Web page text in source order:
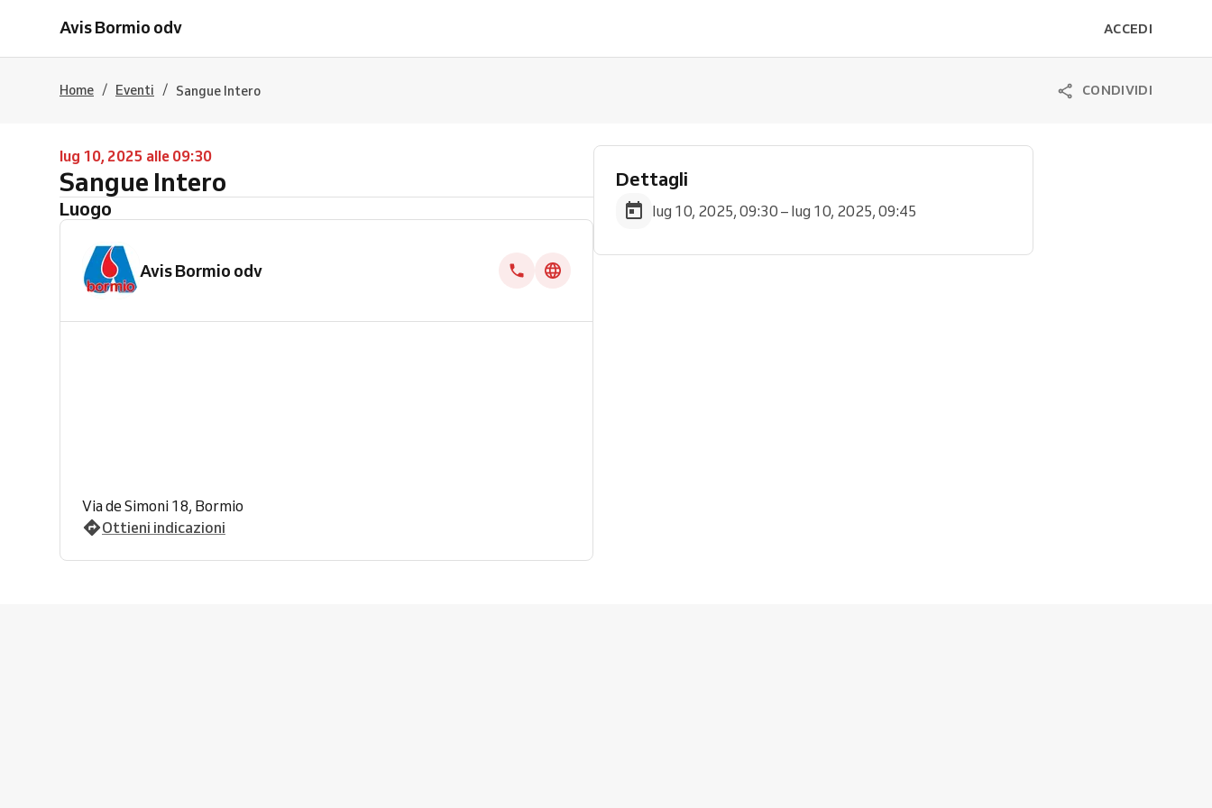
Avis Bormio odv ACCEDI
Home / Eventi / Sangue Intero CONDIVIDI
lug 10, 2025 alle 09:30
Sangue Intero
Luogo
Avis Bormio odv
Via de Simoni 18, Bormio
Ottieni indicazioni
Dettagli
lug 10, 2025, 09:30 – lug 10, 2025, 09:45